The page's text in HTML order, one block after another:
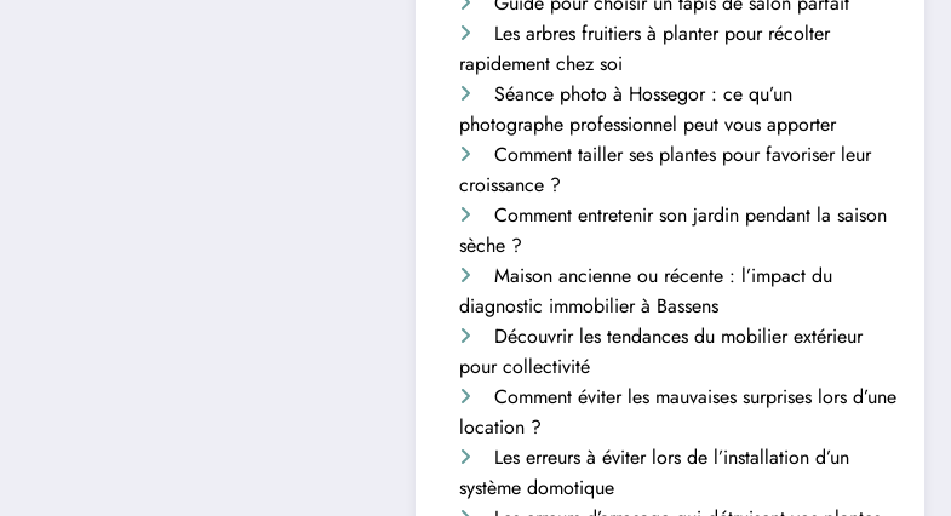
Les arbres fruitiers à planter pour récolter
rapidement chez soi
Séance photo à Hossegor : ce qu’un
photographe professionnel peut vous apporter
Comment tailler ses plantes pour favoriser leur
croissance ?
Comment entretenir son jardin pendant la saison
sèche ?
Maison ancienne ou récente : l’impact du
diagnostic immobilier à Bassens
Découvrir les tendances du mobilier extérieur
pour collectivité
Comment éviter les mauvaises surprises lors d’une
location ?
Les erreurs à éviter lors de l’installation d’un
système domotique